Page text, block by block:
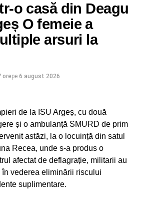
o casă din Deagu
O femeie a
arsuri la
orepe 6 august 2026
de la ISU Argeș, cu două
și o ambulanță SMURD de prim
astăzi, la o locuință din satul
Recea, unde s-a produs o
afectat de deflagrație, militarii au
vederea eliminării riscului
suplimentare.